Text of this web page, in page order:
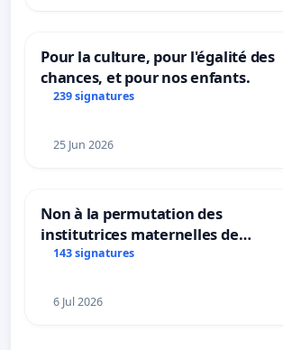
Pour la culture, pour l'égalité des
chances, et pour nos enfants.
239 signatures
25 Jun 2026
Non à la permutation des
institutrices maternelles de
Bléharies et Laplaigne !
enfants.
143 signatures
6 Jul 2026